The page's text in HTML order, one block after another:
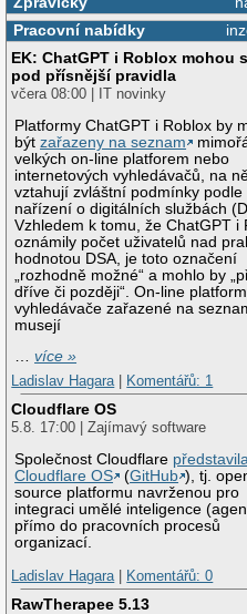
Pracovní nabídky
EK: ChatGPT i Roblox mohou
pod přísnější pravidla
včera 08:00 | IT novinky
Platformy ChatGPT i Roblox by
býtzařazeny na seznam
velkých on-line platforem nebo
internetových vyhledávačů, na
vztahují zvláštní podmínky podle
nařízení o digitálních službách
Vzhledem k tomu, že ChatGPT i
oznámily počet uživatelů nad
hodnotou DSA, je toto označení
„rozhodně možné“ a mohlo by
dříve či později“. On-line
vyhledávače zařazené na
musejí
…více »
Ladislav Hagara
Komentářů: 1
Cloudflare OS
5.8. 17:00 | Zajímavý software
Společnost Cloudflare
Cloudflare OS
(GitHub ), tj.
source platformu navrženou pro
integraci umělé inteligence
přímo do pracovních procesů
organizací.
Ladislav Hagara
Komentářů: 0
RawTherapee 5.13